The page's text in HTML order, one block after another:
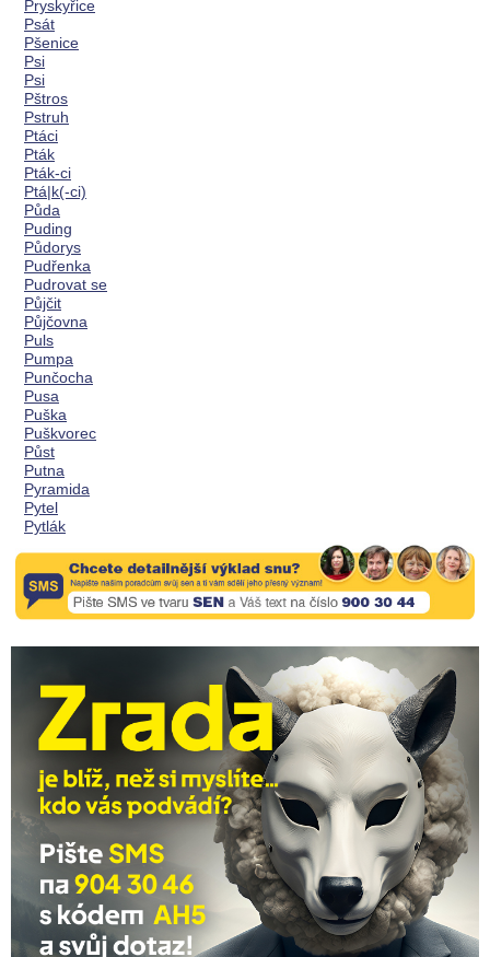
Pryskyřice
Psát
Pšenice
Psi
Psi
Pštros
Pstruh
Ptáci
Pták
Pták-ci
Ptá|k(-ci)
Půda
Puding
Půdorys
Pudřenka
Pudrovat se
Půjčit
Půjčovna
Puls
Pumpa
Punčocha
Pusa
Puška
Puškvorec
Půst
Putna
Pyramida
Pytel
Pytlák